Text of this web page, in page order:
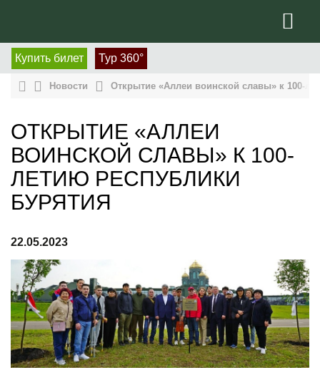
Купить билет Тур 360°
Новости Открытие «Аллеи воинской славы» к 100-
ОТКРЫТИЕ «АЛЛЕИ
ВОИНСКОЙ СЛАВЫ» К 100-
ЛЕТИЮ РЕСПУБЛИКИ
БУРЯТИЯ
22.05.2023